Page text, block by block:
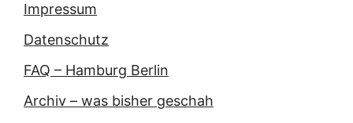
Impressum
Datenschutz
FAQ – Hamburg Berlin
Archiv – was bisher geschah